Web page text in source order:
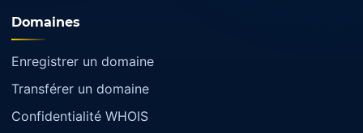
Domaines
Enregistrer un domaine
Transférer un domaine
Confidentialité WHOIS